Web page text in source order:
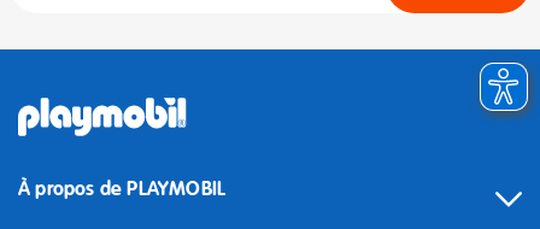
À propos de PLAYMOBIL